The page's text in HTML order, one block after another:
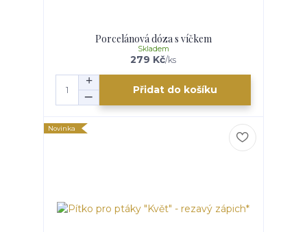
Porcelánová dóza s víčkem
279 Kč/ks
Skladem
Přidat do košíku
Novinka